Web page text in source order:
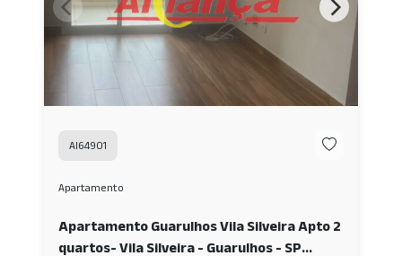
AI64901
Apartamento
Apartamento Guarulhos Vila Silveira Apto 2
quartos- Vila Silveira - Guarulhos - SP